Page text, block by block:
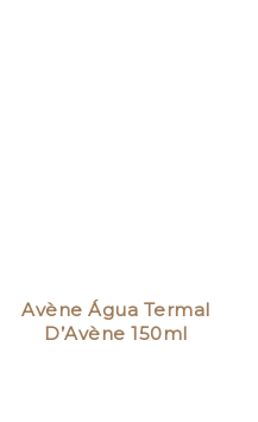
Avène Água Termal
D’Avène 150ml